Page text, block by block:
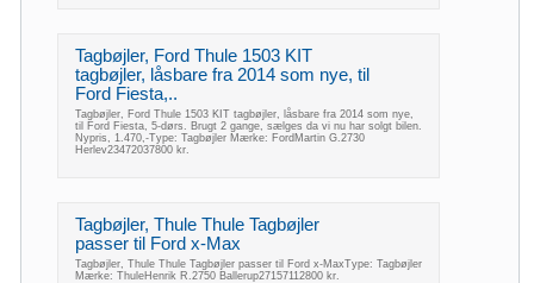
Tagbøjler, Ford Thule 1503 KIT
tagbøjler, låsbare fra 2014 som nye, til
Ford Fiesta,..
Tagbøjler, Ford Thule 1503 KIT tagbøjler, låsbare fra 2014 som nye,
til Ford Fiesta, 5-dørs. Brugt 2 gange, sælges da vi nu har solgt bilen.
Nypris, 1.470,-Type: Tagbøjler Mærke: FordMartin G.2730
Herlev23472037800 kr.
Tagbøjler, Thule Thule Tagbøjler
passer til Ford x-Max
Tagbøjler, Thule Thule Tagbøjler passer til Ford x-MaxType: Tagbøjler
Mærke: ThuleHenrik R.2750 Ballerup27157112800 kr.